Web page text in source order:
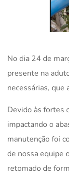
No dia 24 de
presente na
necessárias, que
Devido às fortes
impactando o
manutenção foi
de nossa equipe
retomado de